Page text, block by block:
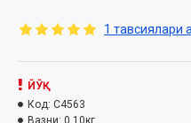
кишиларнинг сўзларини
алайҳи васаллам
Муҳаммад инсоният
1 тавсиялари
ЙЎҚ
Код: C4563